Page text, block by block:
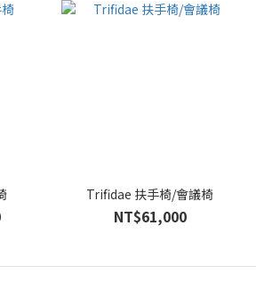
Trifidae 扶手椅/會議椅
NT$61,000